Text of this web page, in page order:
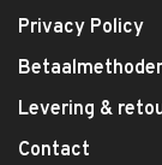
Privacy Policy
Levering &
Contact